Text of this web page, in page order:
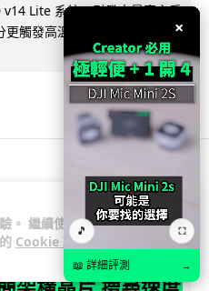
。 繼續使用
Cookie 政
Lite 系統，引發大量車主反
觸發高溫保護甚至直接燒
×
🎵 ⛶
📖 詳細評測 →